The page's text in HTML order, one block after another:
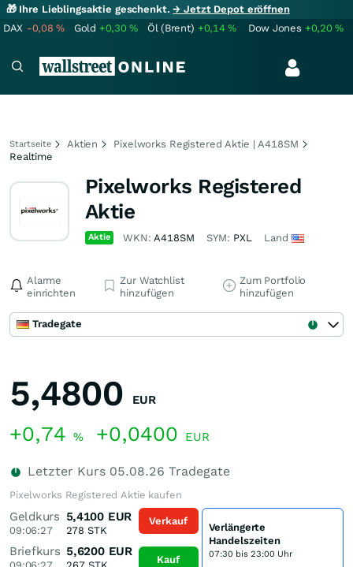
🎁 Ihre Lieblingsaktie geschenkt.→ Jetzt Depot eröffnen
DAX -0,08% Gold +0,30% Öl (Brent) +0,14% Dow Jones +0,20%
Startseite Aktien
Pixelworks Registered Aktie | A418SM
Realtime
Pixelworks Registered
Aktie
Aktie WKN:A418SM SYM: PXL Land
Alarme
einrichten
Zur Watchlist
hinzufügen
Zum Portfolio
hinzufügen
Tradegate
5,4800 EUR
+0,74 % +0,0400 EUR
Letzter Kurs 05.08.26 Tradegate
Pixelworks Registered Aktie kaufen
Geldkurs
09:06:27
5,4100 EUR
278 STK
Briefkurs 5,6200 EUR
Verkauf
Kauf
Verlängerte
Handelszeiten
07:30 bis 23:00 Uhr